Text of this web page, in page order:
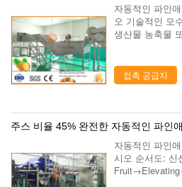
자동적인 파인
오 기술적인 모
생산물 농축물
대/유리병/애완
접촉 공급자
주스 비율 45% 완전한 자동적인 파인
자동적인 파인
시오 순서도: 신